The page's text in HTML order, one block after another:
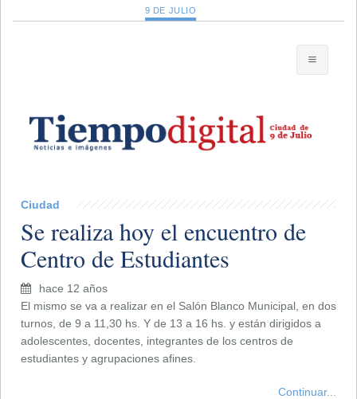
9 DE JULIO
Ciudad
Se realiza hoy el encuentro de
Centro de Estudiantes
hace 12 años
El mismo se va a realizar en el Salón Blanco Municipal, en dos
turnos, de 9 a 11,30 hs. Y de 13 a 16 hs. y están dirigidos a
adolescentes, docentes, integrantes de los centros de
estudiantes y agrupaciones afines.
Continuar...